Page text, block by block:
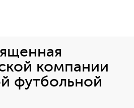
компании
футбольной